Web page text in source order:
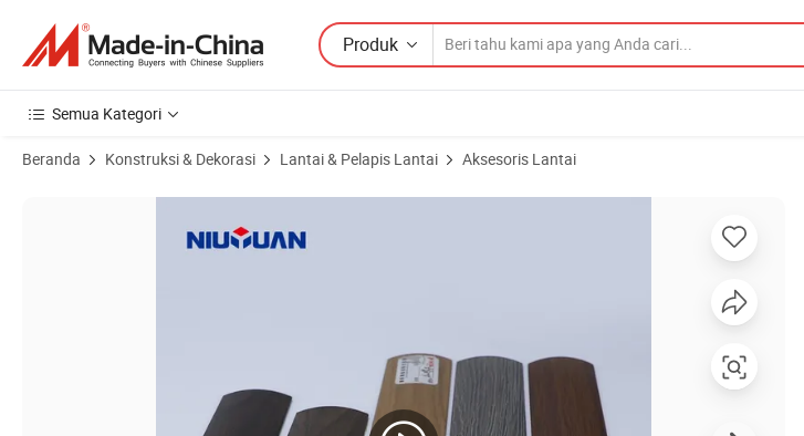
Produk
Semua Kategori
Beranda Konstruksi & Dekorasi Lantai & Pelapis Lantai Aksesoris Lantai
Gambar Produk dari Ambang Pintu Aluminium Lebar Strip Transisi Lantai